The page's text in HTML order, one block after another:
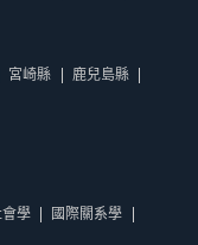
宮崎縣
鹿兒島縣
學 國際關系學